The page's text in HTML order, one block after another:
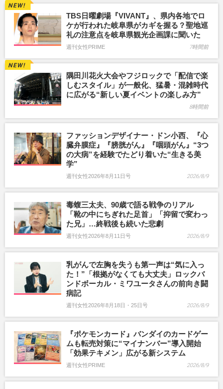
TBS日曜劇場『VIVANT』、県内各地でロ
ケが行われた岐阜県がカギを握る？聖地巡
礼の注意点を岐阜県観光企画課に聞いた
週刊女性PRIME 7時間前
隅田川花火大会やフジロックで「配信で楽
しむスタイル」が一般化、猛暑・混雑時代
に広がる“新しい夏イベントの楽しみ方”
8時間前
ファッションデザイナー・ドン小西、『心
臓弁膜症』『膀胱がん』『咽頭がん』“3つ
の大病”を経験でたどり着いた“生きる美
学”
週刊女性2026年8月11日号 2026/8/9
毒蝮三太夫、90歳で語る戦争のリアル
「靴の中にちぎれた足首」「抑留で変わっ
た兄」…終戦後も続いた悲劇
週刊女性2026年8月11日号 2026/8/9
乳がんで左胸を失うも第一声は“気に入っ
た！”「根拠がなくても大丈夫」ロックバ
ンドボーカル・ミワユータさんの前向き闘
病記
週刊女性2026年8月18日・25日号 2026/8/9
『ポケモンカード』バンダイのカードゲー
ムも転売対策に“マイナンバー”導入開始
「効果テキメン」広がる新システム
週刊女性PRIME 2026/8/9